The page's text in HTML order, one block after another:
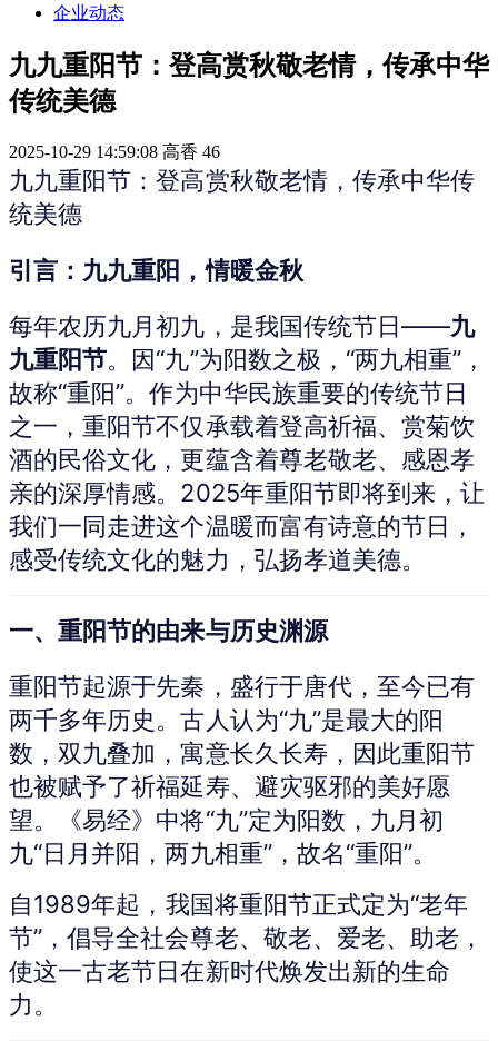
企业动态
九九重阳节：登高赏秋敬老情，传承中华
传统美德
2025-10-29 14:59:08 高香 46
九九重阳节：登高赏秋敬老情，传承中华传
统美德
引言：九九重阳，情暖金秋
每年农历九月初九，是我国传统节日——九
九重阳节。因“九”为阳数之极，“两九相重”，
故称“重阳”。作为中华民族重要的传统节日
之一，重阳节不仅承载着登高祈福、赏菊饮
酒的民俗文化，更蕴含着尊老敬老、感恩孝
亲的深厚情感。2025年重阳节即将到来，让
我们一同走进这个温暖而富有诗意的节日，
感受传统文化的魅力，弘扬孝道美德。
一、重阳节的由来与历史渊源
重阳节起源于先秦，盛行于唐代，至今已有
两千多年历史。古人认为“九”是最大的阳
数，双九叠加，寓意长久长寿，因此重阳节
也被赋予了祈福延寿、避灾驱邪的美好愿
望。《易经》中将“九”定为阳数，九月初
九“日月并阳，两九相重”，故名“重阳”。
自1989年起，我国将重阳节正式定为“老年
节”，倡导全社会尊老、敬老、爱老、助老，
使这一古老节日在新时代焕发出新的生命
力。